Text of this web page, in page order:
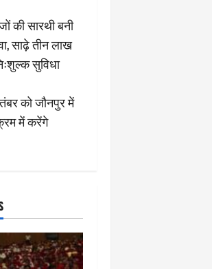
की सारथी बनी
साढ़े तीन लाख
सुविधा
को जौनपुर में
में करेंगे